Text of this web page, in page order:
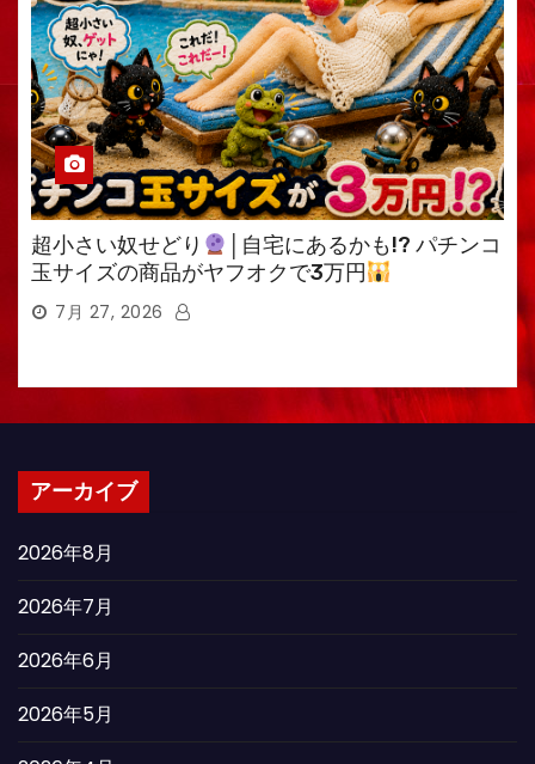
超小さい奴せどり
│自宅にあるかも!? パチンコ
玉サイズの商品がヤフオクで3万円
7月 27, 2026
アーカイブ
2026年8月
2026年7月
2026年6月
2026年5月